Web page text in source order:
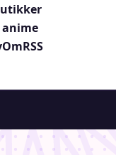
anime
OmRSS